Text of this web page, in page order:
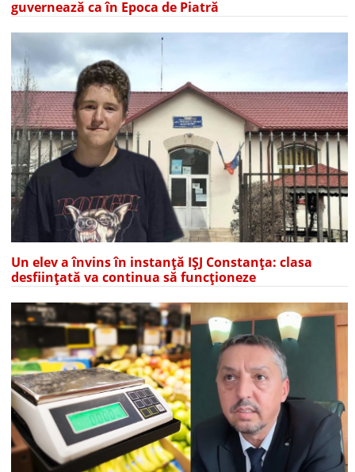
guvernează ca în Epoca de Piatră
Un elev a învins în instanță IȘJ Constanța: clasa
desființată va continua să funcționeze